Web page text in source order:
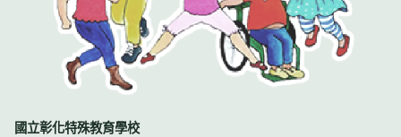
國立彰化特殊教育學校